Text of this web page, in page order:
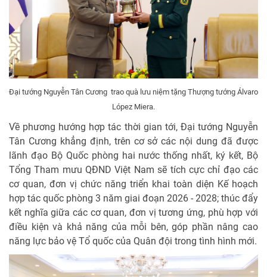
Đại tướng Nguyễn Tân Cương trao quà lưu niệm tặng Thượng tướng Álvaro
López Miera.
Về phương hướng hợp tác thời gian tới, Đại tướng Nguyễn
Tân Cương khẳng định, trên cơ sở các nội dung đã được
lãnh đạo Bộ Quốc phòng hai nước thống nhất, ký kết, Bộ
Tổng Tham mưu QĐND Việt Nam sẽ tích cực chỉ đạo các
cơ quan, đơn vị chức năng triển khai toàn diện Kế hoạch
hợp tác quốc phòng 3 năm giai đoạn 2026 - 2028; thúc đẩy
kết nghĩa giữa các cơ quan, đơn vị tương ứng, phù hợp với
điều kiện và khả năng của mỗi bên, góp phần nâng cao
năng lực bảo vệ Tổ quốc của Quân đội trong tình hình mới.